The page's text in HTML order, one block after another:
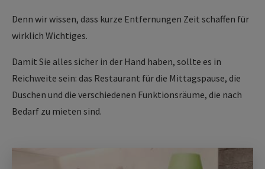
Denn wir wissen, dass kurze Entfernungen Zeit schaffen für
wirklich Wichtiges.
Damit Sie alles sicher in der Hand haben, sollte es in
Reichweite sein: das Restaurant für die Mittagspause, die
Duschen und die verschiedenen Funktionsräume, die nach
Bedarf zu mieten sind.